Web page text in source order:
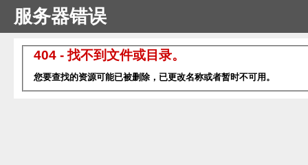
服务器错误
404 - 找不到文件或目录。
您要查找的资源可能已被删除，已更改名称或者暂时不可用。